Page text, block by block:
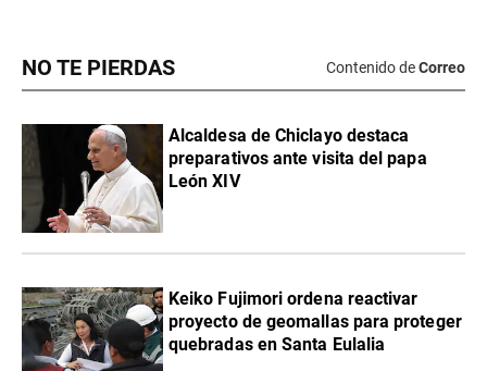
NO TE PIERDAS Contenido deCorreo
Alcaldesa de Chiclayo destaca
preparativos ante visita del papa
León XIV
Keiko Fujimori ordena reactivar
proyecto de geomallas para proteger
quebradas en Santa Eulalia